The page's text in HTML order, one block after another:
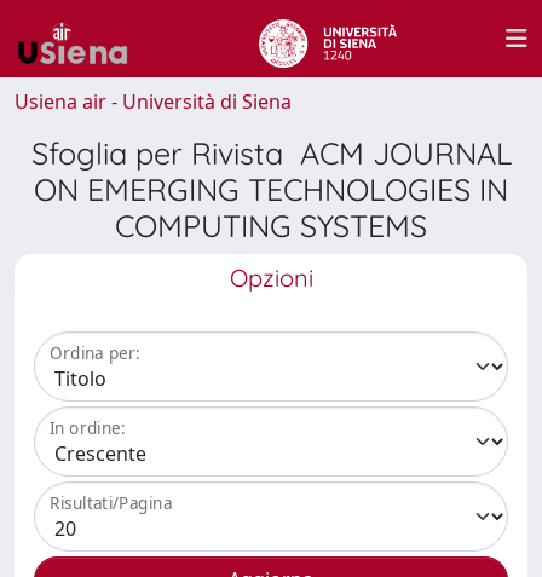
Usiena air - Università di Siena
Sfoglia per Rivista ACM JOURNAL
ON EMERGING TECHNOLOGIES IN
COMPUTING SYSTEMS
Opzioni
Ordina per:
In ordine:
Risultati/Pagina